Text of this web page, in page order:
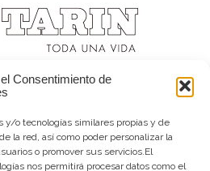
Consentimiento de
y/o tecnologías similares propias y de
la red, así como poder personalizar la
o promover sus servicios.El
nos permitirá procesar datos como el
desde 1963
Magazine
Contacto